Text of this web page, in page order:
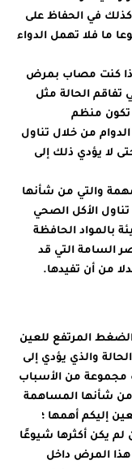
في الحفاظ على
ما فلا تهمل الدواء
إذا كنت مصاب بمرض
تفاقم الحالة مثل
منظم
من خلال تناول
لا يؤدي ذلك إلى
والتي من شأنها
الأكل الصحي
بالمواد الحافظة
السامة التي قد
من أن تفيدها.
الضغط المرتفع للعين
والذي يؤدي إلى
مجموعة من الأسباب
من شأنها المساهمة
إليكم أهمها ؛
لم يكن أكثرها شيوعًا
هذا المرض داخل